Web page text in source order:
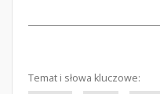
Temat i słowa kluczowe: